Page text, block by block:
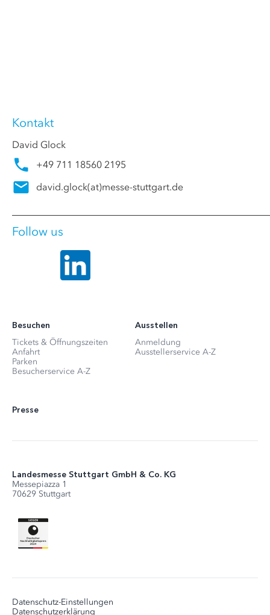
Kontakt
David Glock
+49 711 18560 2195
david.glock(at)messe-stuttgart.de
Follow us
Besuchen
Tickets & Öffnungszeiten
Anfahrt
Parken
Besucherservice A-Z
Ausstellen
Anmeldung
Ausstellerservice A-Z
Presse
Landesmesse Stuttgart GmbH & Co. KG
Messepiazza 1
70629 Stuttgart
Datenschutz-Einstellungen
Datenschutzerklärung